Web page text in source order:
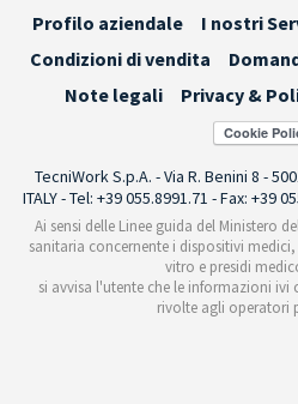
Profilo aziendale I nostri
Condizioni di vendita
Note legali
Privacy &
TecniWork S.p.A. - Via R. Benini 8 -
ITALY - Tel: +39 055.8991.71 - Fax: +39
Ai sensi delle Linee guida del Ministero
sanitaria concernente i dispositivi
vitro e presidi
si avvisa l'utente che le informazioni ivi
rivolte agli operatori